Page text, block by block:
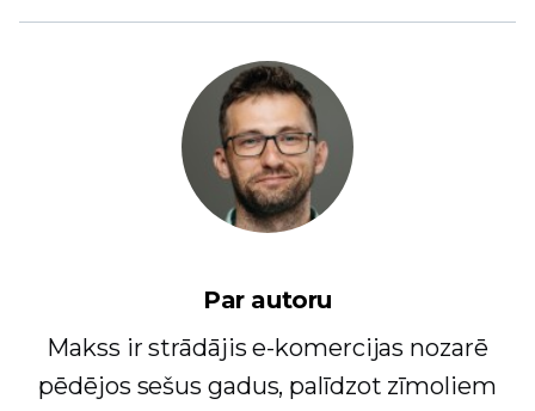
Par autoru
Makss ir strādājis e-komercijas nozarē
pēdējos sešus gadus, palīdzot zīmoliem